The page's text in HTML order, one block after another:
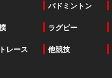
バドミントン
ラグビー
レース 他競技